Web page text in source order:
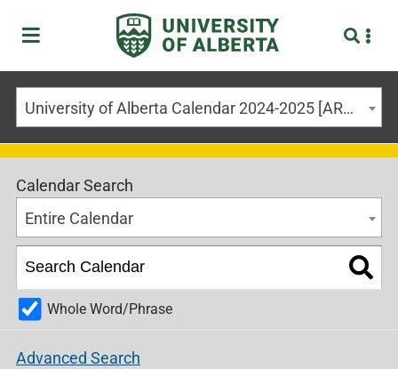
University of Alberta Calendar 2024-2025 [ARCHIVED CALENDAR]
Calendar Search
Entire Calendar
Whole Word/Phrase
Advanced Search